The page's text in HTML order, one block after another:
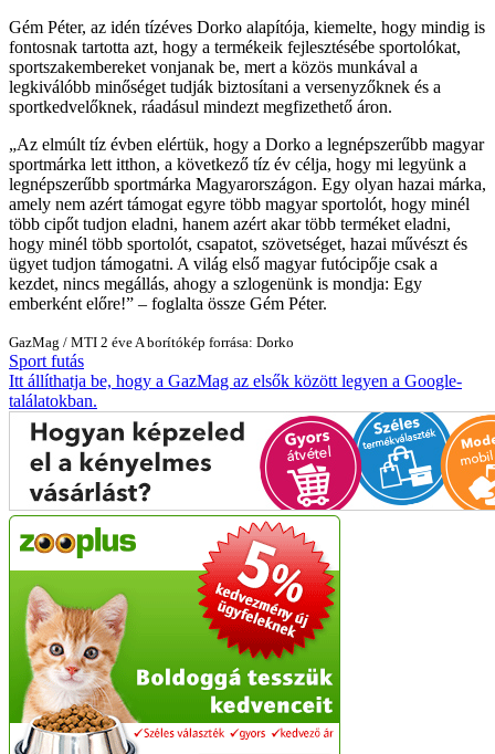
Gém Péter, az idén tízéves Dorko alapítója, kiemelte, hogy mindig is
fontosnak tartotta azt, hogy a termékeik fejlesztésébe sportolókat,
sportszakembereket vonjanak be, mert a közös munkával a
legkiválóbb minőséget tudják biztosítani a versenyzőknek és a
sportkedvelőknek, ráadásul mindezt megfizethető áron.
Az elmúlt tíz évben elértük, hogy a Dorko a legnépszerűbb magyar
sportmárka lett itthon, a következő tíz év célja, hogy mi legyünk a
legnépszerűbb sportmárka Magyarországon. Egy olyan hazai márka,
amely nem azért támogat egyre több magyar sportolót, hogy minél
több cipőt tudjon eladni, hanem azért akar több terméket eladni,
hogy minél több sportolót, csapatot, szövetséget, hazai művészt és
ügyet tudjon támogatni. A világ első magyar futócipője csak a
kezdet, nincs megállás, ahogy a szlogenünk is mondja: Egy
emberként előre!
– foglalta össze Gém Péter.
GazMag / MTI 2 éve A borítókép forrása: Dorko
Sport futás
Itt állíthatja be, hogy a GazMag az elsők között legyen a Google-
találatokban.